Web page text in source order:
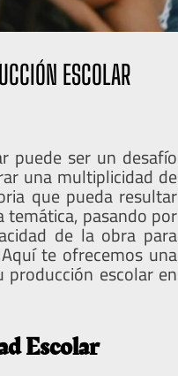
ESCOLAR
puede ser un desafío
una multiplicidad de
que pueda resultar
temática, pasando por
de la obra para
te ofrecemos una
escolar en
Escolar